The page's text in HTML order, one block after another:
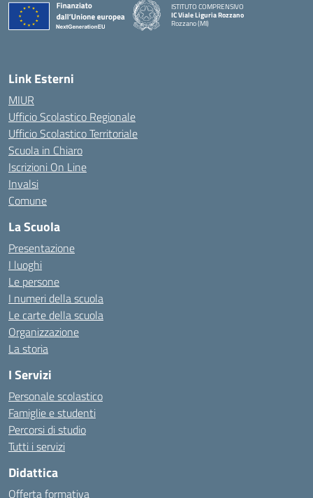
ISTITUTO COMPRENSIVO
IC Viale Liguria Rozzano
Rozzano (MI)
Link Esterni
MIUR
Ufficio Scolastico Regionale
Ufficio Scolastico Territoriale
Scuola in Chiaro
Iscrizioni On Line
Invalsi
Comune
La Scuola
Presentazione
I luoghi
Le persone
I numeri della scuola
Le carte della scuola
Organizzazione
La storia
I Servizi
Personale scolastico
Famiglie e studenti
Percorsi di studio
Tutti i servizi
Didattica
Offerta formativa